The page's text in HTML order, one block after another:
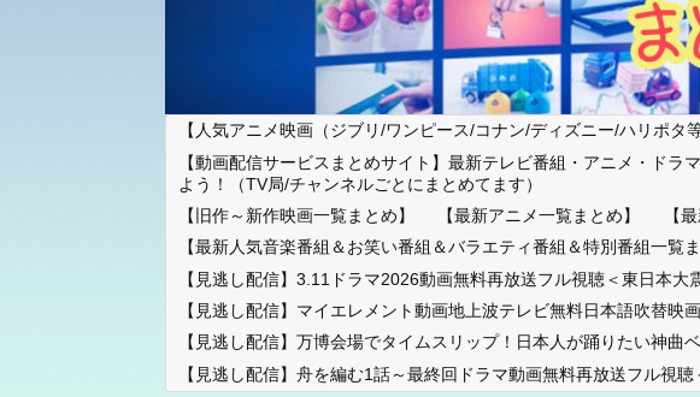
【人気アニメ映画（ジブリ/ワンピース/コナン/ディズニー/ハリポタ
【動画配信サービスまとめサイト】最新テレビ番組・アニメ・ド
よう！（TV局/チャンネルごとにまとめてます）
【旧作～新作映画一覧まとめ】
【最新アニメ一覧まとめ】
【
【最新人気音楽番組＆お笑い番組＆バラエティ番組＆特別番組一覧ま
【見逃し配信】3.11ドラマ2026動画無料再放送フル視聴＜東日本
【見逃し配信】マイエレメント動画地上波テレビ無料日本語吹替映
【見逃し配信】万博会場でタイムスリップ！日本人が踊りたい神曲
【見逃し配信】舟を編む1話～最終回ドラマ動画無料再放送フル視聴